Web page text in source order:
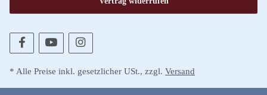
* Alle Preise inkl. gesetzlicher USt., zzgl. Versand